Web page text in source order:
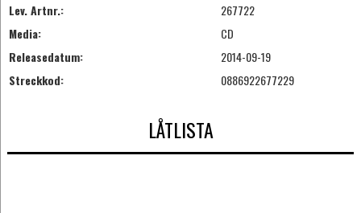
Lev. Artnr.:
267722
Media:
CD
Releasedatum:
2014-09-19
Streckkod:
0886922677229
LÅTLISTA